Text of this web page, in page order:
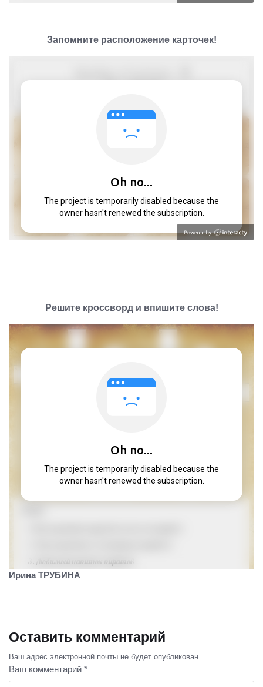
Запомните расположение карточек!
Решите кроссворд и впишите слова!
Ирина ТРУБИНА
Оставить комментарий
Ваш адрес электронной почты не будет опубликован.
Ваш комментарий *